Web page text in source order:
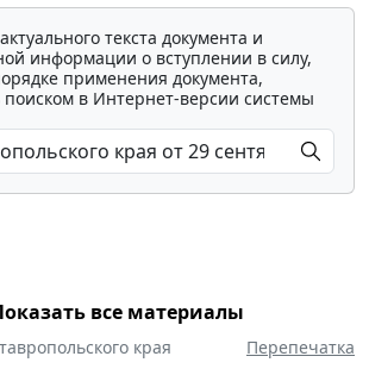
текста документа и
информации о вступлении в силу,
применения документа,
поиском в Интернет-версии системы
все материалы
края Перепечатка